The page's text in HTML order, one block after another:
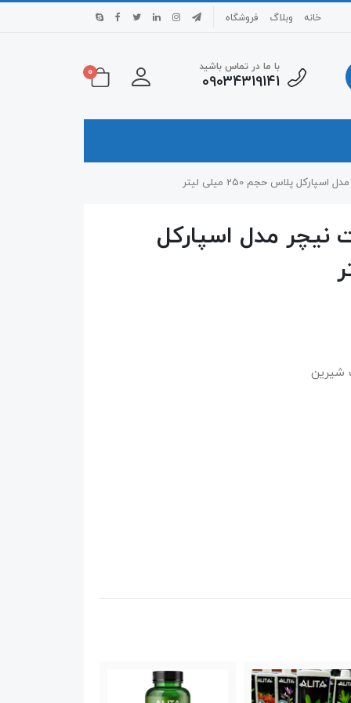
خانه وبلاگ فروشگاه
با ما در تماس باشید
09034319141
0
پلاس حجم 250 میلی لیتر
نیچر مدل اسپارکل
شیرین